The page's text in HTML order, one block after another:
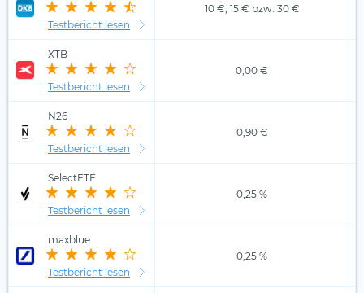
Testbericht lesen
10 €, 15 € bzw. 30 €
XTB
Testbericht lesen
0,00 €
N26
Testbericht lesen
0,90 €
SelectETF
Testbericht lesen
0,25 %
maxblue
Testbericht lesen
0,25 %